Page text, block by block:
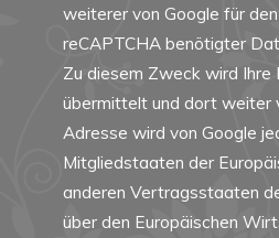
weiterer von Google für
reCAPTCHA benötigter
Zu diesem Zweck wird Ihre
übermittelt und dort weiter
Adresse wird von Google
Mitgliedstaaten der
anderen Vertragsstaaten
über den Europäischen